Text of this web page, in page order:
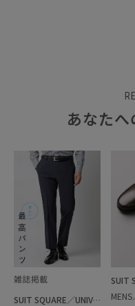
あなた
SUIT SQUARE／UNIVERSAL LANGUAGE